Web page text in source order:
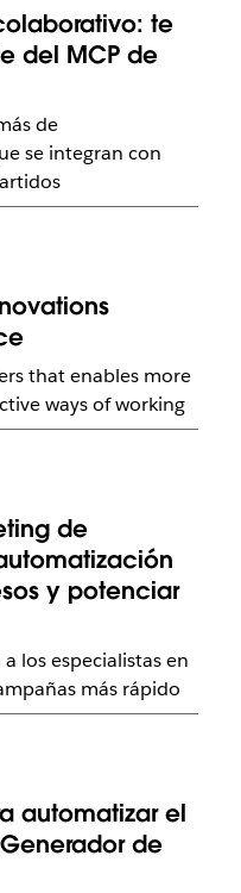
te
del MCP de
de
se integran con
that enables more
ways of working
de
y potenciar
los especialistas en
más rápido
automatizar el
de